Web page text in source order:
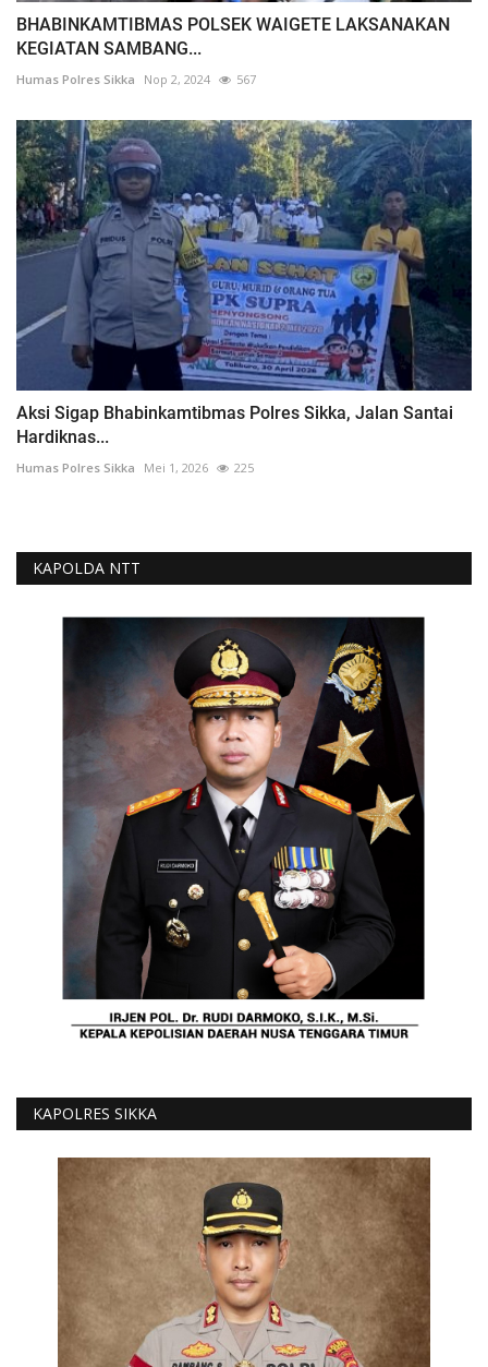
BHABINKAMTIBMAS POLSEK WAIGETE LAKSANAKAN
KEGIATAN SAMBANG...
Humas Polres Sikka Nop 2, 2024 567
Aksi Sigap Bhabinkamtibmas Polres Sikka, Jalan Santai
Hardiknas...
Humas Polres Sikka Mei 1, 2026 225
KAPOLDA NTT
KAPOLRES SIKKA